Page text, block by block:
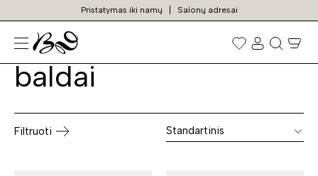
Pristatymas iki namų Salonų adresai
Prekių
paieška
Klasikiniai svetainės
baldai
Filtruoti Standartinis